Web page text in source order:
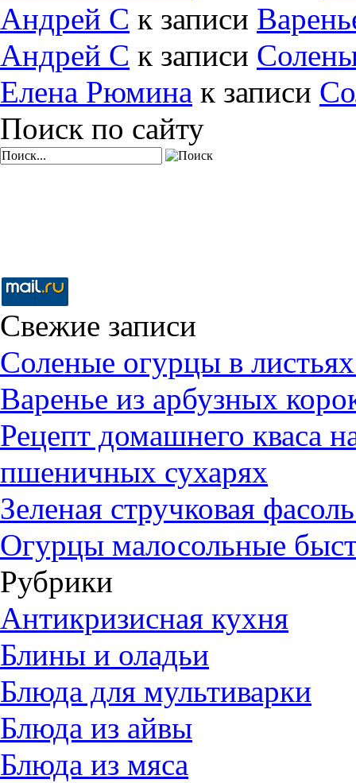
Андрей С к записи
Андрей С к записи
Елена Рюмина к записи
Поиск по сайту
Свежие записи
Соленые огурцы в
Варенье из арбузных
Рецепт домашнего кваса
пшеничных сухарях
Зеленая стручковая
Огурцы малосольные
Рубрики
Антикризисная кухня
Блины и оладьи
Блюда для мультиварки
Блюда из айвы
Блюда из мяса